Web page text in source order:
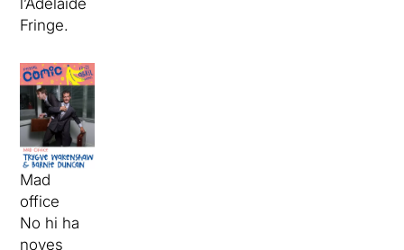
Fringe.
Mad
office
No hi ha
noves